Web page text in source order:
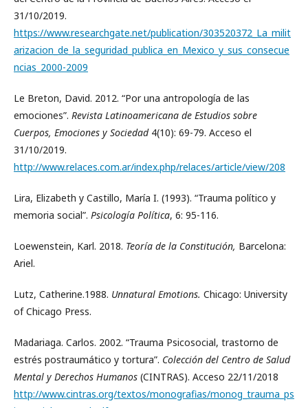
31/10/2019.
https://www.researchgate.net/publication/303520372_La_milit
arizacion_de_la_seguridad_publica_en_Mexico_y_sus_consecue
ncias_2000-2009
Le Breton, David. 2012. “Por una antropología de las
emociones”. Revista Latinoamericana de Estudios sobre
Cuerpos, Emociones y Sociedad4(10): 69-79. Acceso el
31/10/2019.
http://www.relaces.com.ar/index.php/relaces/article/view/208
Lira, Elizabeth y Castillo, María I. (1993). “Trauma político y
memoria social”. Psicología Política, 6: 95-116.
Loewenstein, Karl. 2018. Teoría de la Constitución, Barcelona:
Ariel.
Lutz, Catherine.1988. Unnatural Emotions. Chicago: University
of Chicago Press.
Madariaga. Carlos. 2002. “Trauma Psicosocial, trastorno de
estrés postraumático y tortura”. Colección del Centro de Salud
Mental y Derechos Humanos (CINTRAS). Acceso 22/11/2018
http://www.cintras.org/textos/monografias/monog_trauma_ps